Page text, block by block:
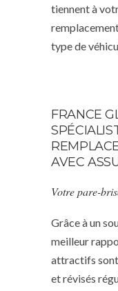
tiennent à
type de
FRANCE
AVEC
Votre pare-
Grâce à un
meilleur
attractifs
et révisés